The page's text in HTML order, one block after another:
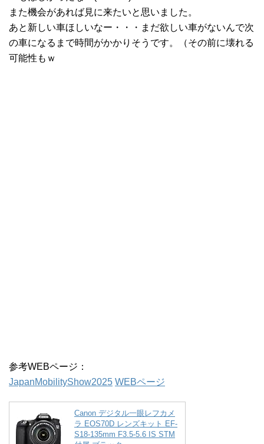
また機会があれば見に来たいと思いました。
あと新しい車ほしいなー・・・まだ欲しい車がないんで次
の車になるまで時間がかかりそうです。（その前に壊れる
可能性もｗ
参考WEBページ：
JapanMobilityShow2025 WEBページ
Canon デジタル一眼レフカメ
ラ EOS70D レンズキット EF-
S18-135mm F3.5-5.6 IS STM